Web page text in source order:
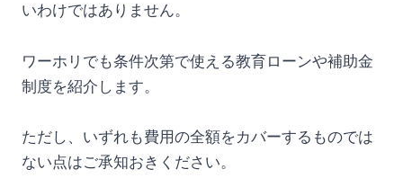
いわけではありません。
ワーホリでも条件次第で使える教育ローンや補助金
制度を紹介します。
ただし、いずれも費用の全額をカバーするものでは
ない点はご承知おきください。